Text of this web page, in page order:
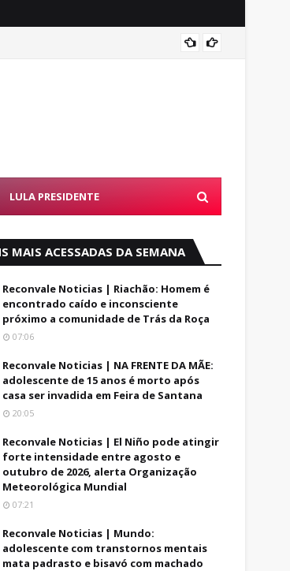
LULA PRESIDENTE
MAIS ACESSADAS DA SEMANA
Reconvale Noticias | Riachão: Homem é
encontrado caído e inconsciente
próximo a comunidade de Trás da Roça
07:06
Reconvale Noticias | NA FRENTE DA MÃE:
adolescente de 15 anos é morto após
casa ser invadida em Feira de Santana
20:05
Reconvale Noticias | El Niño pode atingir
forte intensidade entre agosto e
outubro de 2026, alerta Organização
Meteorológica Mundial
07:21
Reconvale Noticias | Mundo:
adolescente com transtornos mentais
mata padrasto e bisavó com machado